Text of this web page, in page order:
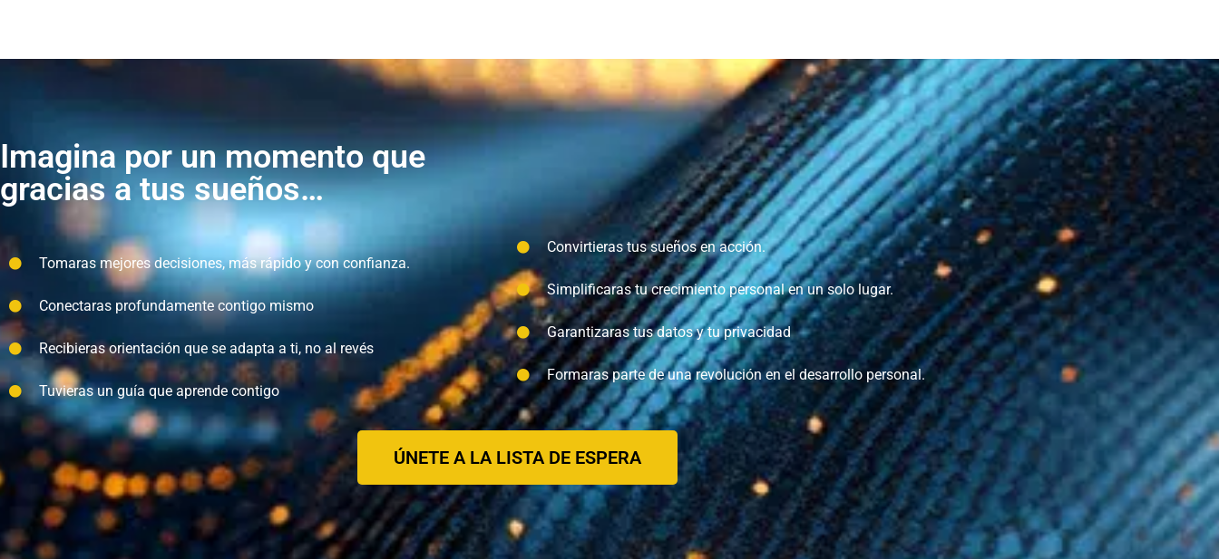
Imagina por un momento que
gracias a tus sueños…
Tomaras mejores decisiones, más rápido y con confianza.
Conectaras profundamente contigo mismo
Recibieras orientación que se adapta a ti, no al revés
Tuvieras un guía que aprende contigo
Convirtieras tus sueños en acción.
Simplificaras tu crecimiento personal en un solo lugar.
Garantizaras tus datos y tu privacidad
Formaras parte de una revolución en el desarrollo personal.
ÚNETE A LA LISTA DE ESPERA